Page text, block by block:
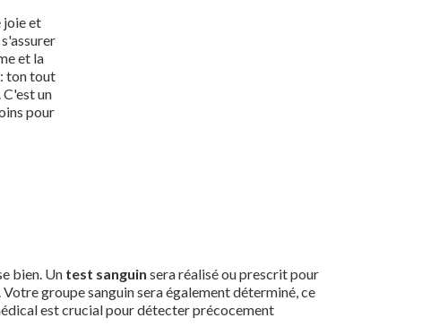
joie et
et la
ton tout
un
pour
bien. Un test sanguin sera réalisé ou prescrit pour
Votre groupe sanguin sera également déterminé, ce
est crucial pour détecter précocement